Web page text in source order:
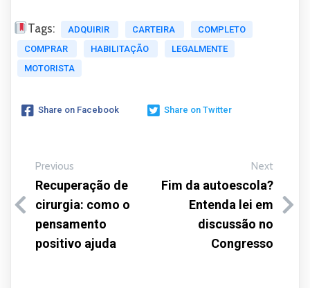
Tags: ADQUIRIR CARTEIRA
COMPLETO
COMPRAR
HABILITAÇÃO
LEGALMENTE
MOTORISTA
Share on Facebook Share on Twitter
Previous
Recuperação de
cirurgia: como o
pensamento
positivo ajuda
Next
Fim da autoescola?
Entenda lei em
discussão no
Congresso